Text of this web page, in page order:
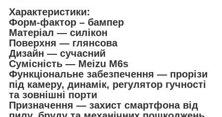
Характеристики:
Форм-фактор – бампер
Матеріал — силікон
Поверхня — глянсова
Дизайн — сучасний
Сумісність — Meizu M6s
Функціональне забезпечення — прорізи
під камеру, динамік, регулятор гучності
та зовнішні порти
Призначення — захист смартфона від